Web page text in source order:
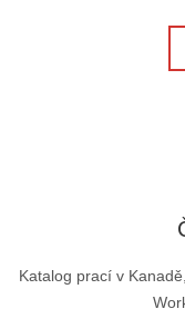
Katalog prací v